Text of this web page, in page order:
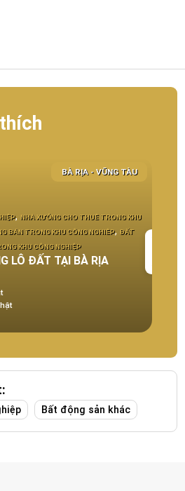
BÀ RỊA - VŨNG TÀU
, NHÀ XƯỞNG CHO THUÊ TRONG KHU
BÁN TRONG KHU CÔNG NGHIÊP,ĐẤT
KHU CÔNG NGHIỆP
LÔ ĐẤT TẠI BÀ RỊA
Bất động sản khác